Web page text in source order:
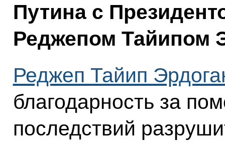
Путина с
Реджепом Тайипом
Реджеп Тайип
благодарность за
последствий